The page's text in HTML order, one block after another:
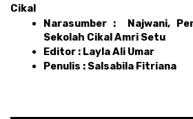
Cikal
Narasumber :  Najwani,
Sekolah Cikal Amri Setu
Editor : Layla Ali Umar
Penulis : Salsabila Fitriana